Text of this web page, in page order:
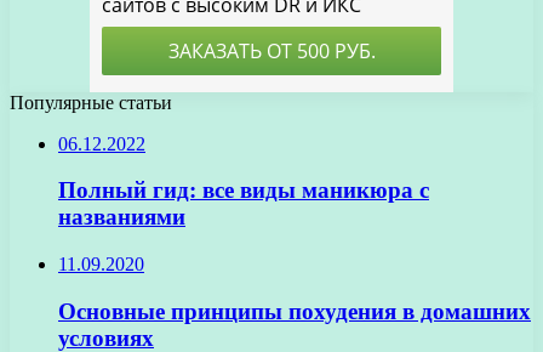
Популярные статьи
06.12.2022
Полный гид: все виды маникюра с
названиями
11.09.2020
Основные принципы похудения в домашних
условиях